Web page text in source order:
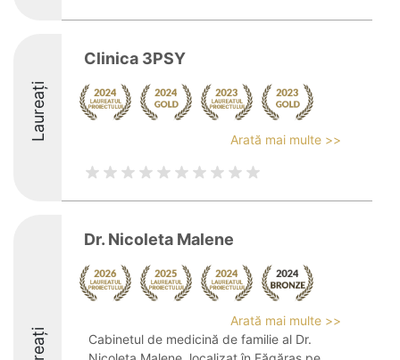
Laureați
Clinica 3PSY
Arată mai multe >>
Dr. Nicoleta Malene
Arată mai multe >>
Cabinetul de medicină de familie al Dr.